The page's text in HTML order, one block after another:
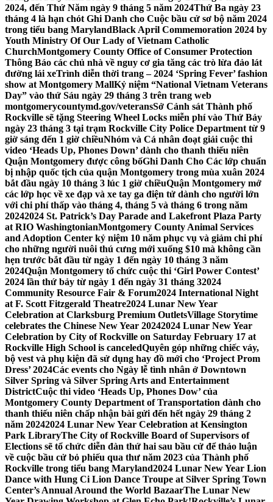
2024, đến Thứ Năm ngày 9 tháng 5 năm 2024Thứ Ba ngày 23
tháng 4 là hạn chót Ghi Danh cho Cuộc bầu cử sơ bộ năm 2024
trong tiểu bang MarylandBlack April Commemoration 2024 by
Youth Ministry Of Our Lady of Vietnam Catholic
ChurchMontgomery County Office of Consumer Protection
Thông Báo các chủ nhà về nguy cơ gia tăng các trò lừa đảo lát
đường lái xeTrình diễn thời trang – 2024 ‘Spring Fever’ fashion
show at Montgomery MallKỷ niệm “National Vietnam Veterans
Day” vào thứ Sáu ngày 29 tháng 3 trên trang web
montgomerycountymd.gov/veteransSở Cảnh sát Thành phố
Rockville sẽ tặng Steering Wheel Locks miễn phí vào Thứ Bảy
ngày 23 tháng 3 tại trạm Rockville City Police Department từ 9
giờ sáng đến 1 giờ chiềuNhóm và Cá nhân đoạt giải cuộc thi
video ‘Heads Up, Phones Down’ dành cho thanh thiếu niên
Quận Montgomery được công bốGhi Danh Cho Các lớp chuẩn
bị nhập quốc tịch của quận Montgomery trong mùa xuân 2024
bắt đầu ngày 10 tháng 3 lúc 1 giờ chiềuQuận Montgomery mở
các lớp học về xe đạp và xe tay ga điện tử dành cho người lớn
với chi phí thấp vào tháng 4, tháng 5 và tháng 6 trong năm
20242024 St. Patrick’s Day Parade and Lakefront Plaza Party
at RIO WashingtonianMontgomery County Animal Services
and Adoption Center kỷ niệm 10 năm phục vụ và giảm chi phí
cho những người nuôi thú cưng mới xuống $10 mà không cần
hẹn trước bắt đầu từ ngày 1 đến ngày 10 tháng 3 năm
2024Quận Montgomery tổ chức cuộc thi ‘Girl Power Contest’
2024 lần thứ bảy từ ngày 1 đến ngày 31 tháng 32024
Community Resource Fair & Forum2024 International Night
at F. Scott Fitzgerald Theatre2024 Lunar New Year
Celebration at Clarksburg Premium OutletsVillage Storytime
celebrates the Chinese New Year 20242024 Lunar New Year
Celebration by City of Rockville on Saturday February 17 at
Rockville High School is canceledQuyên góp những chiếc váy,
bộ vest và phụ kiện đã sử dụng hay đồ mới cho ‘Project Prom
Dress’ 2024Các events cho Ngày lễ tình nhân ở Downtown
Silver Spring và Silver Spring Arts and Entertainment
DistrictCuộc thi video ‘Heads Up, Phones Dow’ của
Montgomery County Department of Transportation dành cho
thanh thiếu niên chấp nhận bài gửi đến hết ngày 29 tháng 2
năm 20242024 Lunar New Year Celebration at Kensington
Park LibraryThe City of Rockville Board of Supervisors of
Elections sẽ tổ chức diễn đàn thứ hai sau bầu cử để thảo luận
về cuộc bầu cử bỏ phiếu qua thư năm 2023 của Thành phố
Rockville trong tiểu bang Maryland2024 Lunar New Year Lion
Dance with Hung Ci Lion Dance Troupe at Silver Spring Town
Center’s Annual Around the World BazaarThe Lunar New